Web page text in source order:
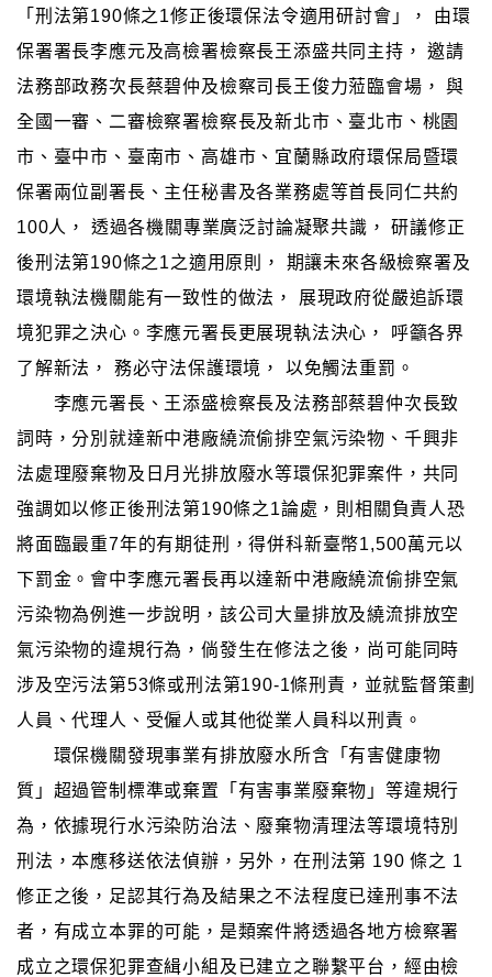
「刑法第190條之1修正後環保法令適用研討會」， 由環
保署署長李應元及高檢署檢察長王添盛共同主持， 邀請
法務部政務次長蔡碧仲及檢察司長王俊力蒞臨會場， 與
全國一審、二審檢察署檢察長及新北市、臺北市、桃園
市、臺中市、臺南市、高雄市、宜蘭縣政府環保局暨環
保署兩位副署長、主任秘書及各業務處等首長同仁共約
100人， 透過各機關專業廣泛討論凝聚共識， 研議修正
後刑法第190條之1之適用原則， 期讓未來各級檢察署及
環境執法機關能有一致性的做法， 展現政府從嚴追訴環
境犯罪之決心。李應元署長更展現執法決心， 呼籲各界
了解新法， 務必守法保護環境， 以免觸法重罰。
李應元署長、王添盛檢察長及法務部蔡碧仲次長致
詞時，分別就達新中港廠繞流偷排空氣污染物、千興非
法處理廢棄物及日月光排放廢水等環保犯罪案件，共同
強調如以修正後刑法第190條之1論處，則相關負責人恐
將面臨最重7年的有期徒刑，得併科新臺幣1,500萬元以
下罰金。會中李應元署長再以達新中港廠繞流偷排空氣
污染物為例進一步說明，該公司大量排放及繞流排放空
氣污染物的違規行為，倘發生在修法之後，尚可能同時
涉及空污法第53條或刑法第190-1條刑責，並就監督策劃
人員、代理人、受僱人或其他從業人員科以刑責。
環保機關發現事業有排放廢水所含「有害健康物
質」超過管制標準或棄置「有害事業廢棄物」等違規行
為，依據現行水污染防治法、廢棄物清理法等環境特別
刑法，本應移送依法偵辦，另外，在刑法第 190 條之 1
修正之後，足認其行為及結果之不法程度已達刑事不法
者，有成立本罪的可能，是類案件將透過各地方檢察署
成立之環保犯罪查緝小組及已建立之聯繫平台，經由檢